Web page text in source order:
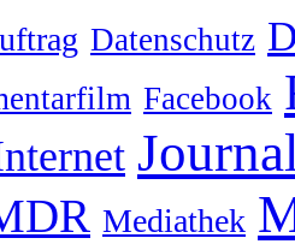
Datenschutz
Facebook
Mediathek